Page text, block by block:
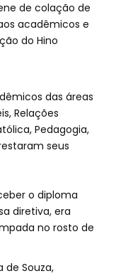
de colação de
acadêmicos e
do Hino
das áreas
Relações
Pedagogia,
seus
o diploma
diretiva, era
no rosto de
de Souza,